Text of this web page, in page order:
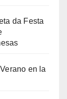
da Festa
en la